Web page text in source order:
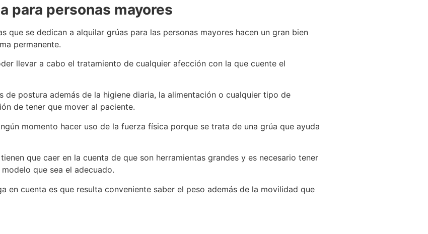
para personas mayores
que se dedican a alquilar grúas para las personas mayores hacen un gran bien
permanente.
llevar a cabo el tratamiento de cualquier afección con la que cuente el
postura además de la higiene diaria, la alimentación o cualquier tipo de
de tener que mover al paciente.
momento hacer uso de la fuerza física porque se trata de una grúa que ayuda
que caer en la cuenta de que son herramientas grandes y es necesario tener
que sea el adecuado.
en cuenta es que resulta conveniente saber el peso además de la movilidad que